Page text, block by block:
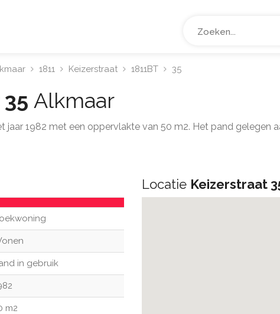
1811 Keizerstraat 1811BT 35
Alkmaar
jaar 1982 met een oppervlakte van 50 m2. Het pand gelegen
in gebruik
m2
Locatie Keizerstraat